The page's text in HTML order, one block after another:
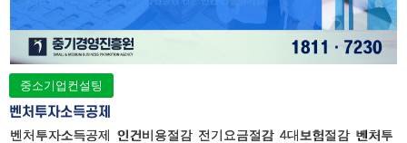
중소기업컨설팅
벤처투자소득공제
벤처투자소득공제 인건비용절감 전기요금절감 4대보험절감 벤처투